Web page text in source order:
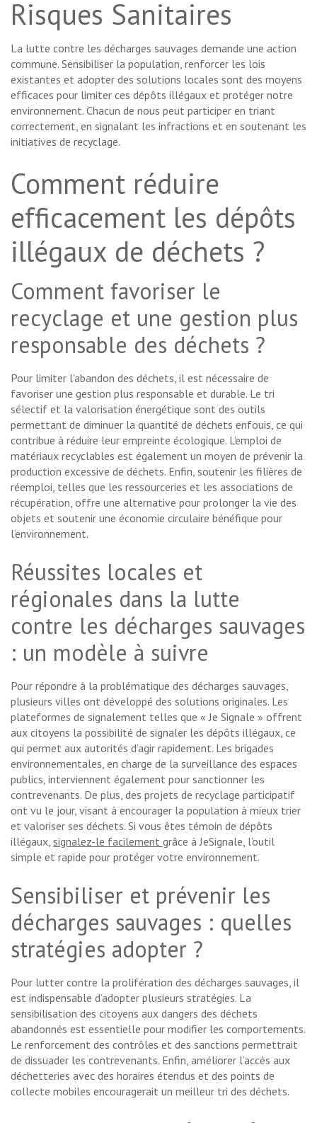
Risques Sanitaires
La lutte contre les décharges sauvages demande une action
commune. Sensibiliser la population, renforcer les lois
existantes et adopter des solutions locales sont des moyens
efficaces pour limiter ces dépôts illégaux et protéger notre
environnement. Chacun de nous peut participer en triant
correctement, en signalant les infractions et en soutenant les
initiatives de recyclage.
Comment réduire
efficacement les dépôts
illégaux de déchets ?
Comment favoriser le
recyclage et une gestion plus
responsable des déchets ?
Pour limiter l’abandon des déchets, il est nécessaire de
favoriser une gestion plus responsable et durable. Le tri
sélectif et la valorisation énergétique sont des outils
permettant de diminuer la quantité de déchets enfouis, ce qui
contribue à réduire leur empreinte écologique. L’emploi de
matériaux recyclables est également un moyen de prévenir la
production excessive de déchets. Enfin, soutenir les filières de
réemploi, telles que les ressourceries et les associations de
récupération, offre une alternative pour prolonger la vie des
objets et soutenir une économie circulaire bénéfique pour
l’environnement.
Réussites locales et
régionales dans la lutte
contre les décharges sauvages
: un modèle à suivre
Pour répondre à la problématique des décharges sauvages,
plusieurs villes ont développé des solutions originales. Les
plateformes de signalement telles que « Je Signale » offrent
aux citoyens la possibilité de signaler les dépôts illégaux, ce
qui permet aux autorités d’agir rapidement. Les brigades
environnementales, en charge de la surveillance des espaces
publics, interviennent également pour sanctionner les
contrevenants. De plus, des projets de recyclage participatif
ont vu le jour, visant à encourager la population à mieux trier
et valoriser ses déchets. Si vous êtes témoin de dépôts
illégaux, signalez-le facilement grâce à JeSignale, l’outil
simple et rapide pour protéger votre environnement.
Sensibiliser et prévenir les
décharges sauvages : quelles
stratégies adopter ?
Pour lutter contre la prolifération des décharges sauvages, il
est indispensable d’adopter plusieurs stratégies. La
sensibilisation des citoyens aux dangers des déchets
abandonnés est essentielle pour modifier les comportements.
Le renforcement des contrôles et des sanctions permettrait
de dissuader les contrevenants. Enfin, améliorer l’accès aux
déchetteries avec des horaires étendus et des points de
collecte mobiles encouragerait un meilleur tri des déchets.